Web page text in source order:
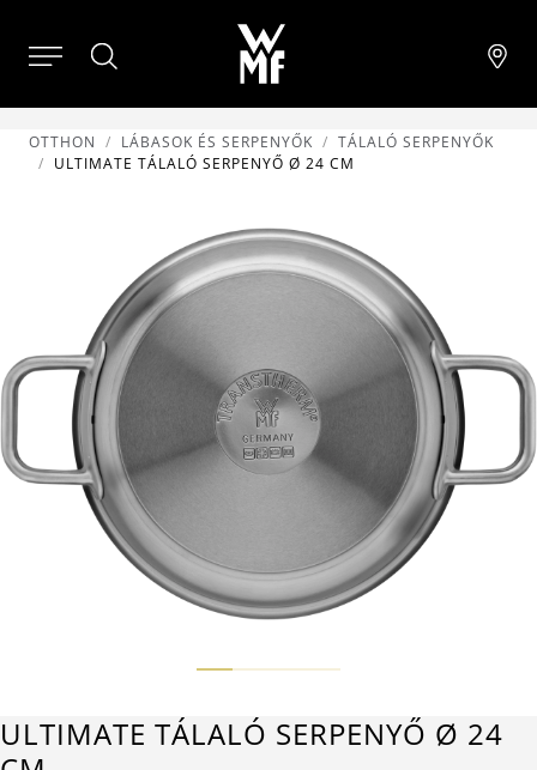
OTTHON LÁBASOK ÉS SERPENYŐK
TÁLALÓ SERPENYŐK
ULTIMATE TÁLALÓ SERPENYŐ Ø 24 CM
ULTIMATE TÁLALÓ SERPENYŐ Ø 24